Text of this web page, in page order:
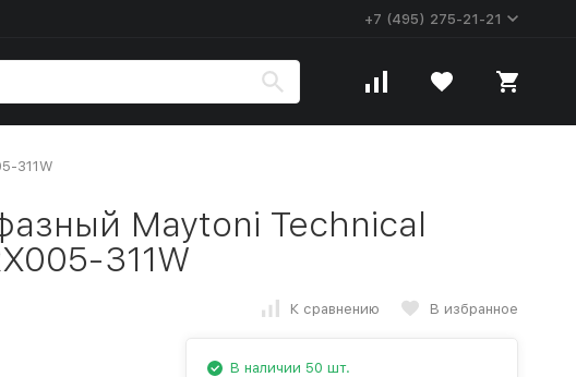
+7 (495) 275-21-21
311W
Maytoni Technical
311W
К сравнению В избранное
В наличии 50 шт.